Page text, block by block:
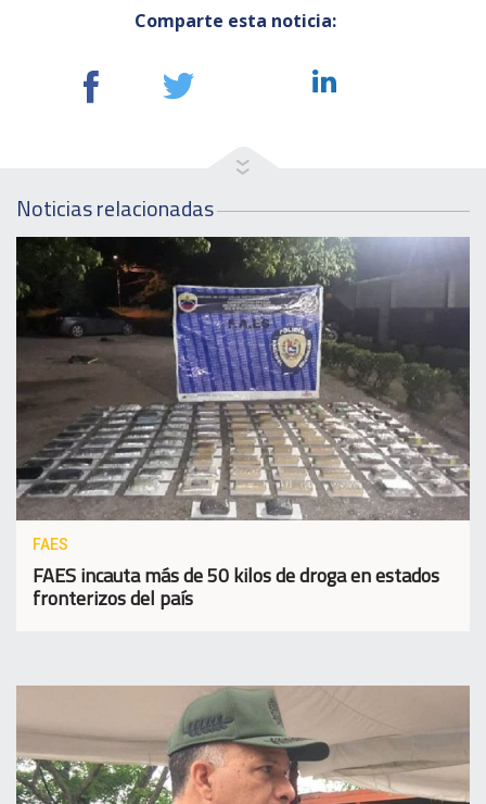
Comparte esta noticia:
Noticias relacionadas
FAES
FAES incauta más de 50 kilos de droga en estados
fronterizos del país